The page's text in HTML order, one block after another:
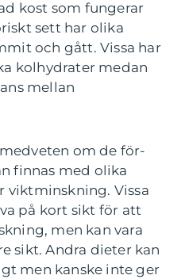
kost som fungerar
sett har olika
och gått. Vissa har
kolhydrater medan
mellan
om de för-
finnas med olika
viktminskning. Vissa
på kort sikt för att
men kan vara
sikt. Andra dieter kan
men kanske inte ger